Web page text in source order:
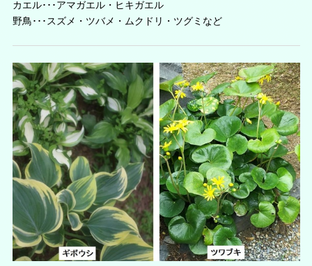
カエル･･･アマガエル・ヒキガエル
野鳥･･･スズメ・ツバメ・ムクドリ・ツグミなど